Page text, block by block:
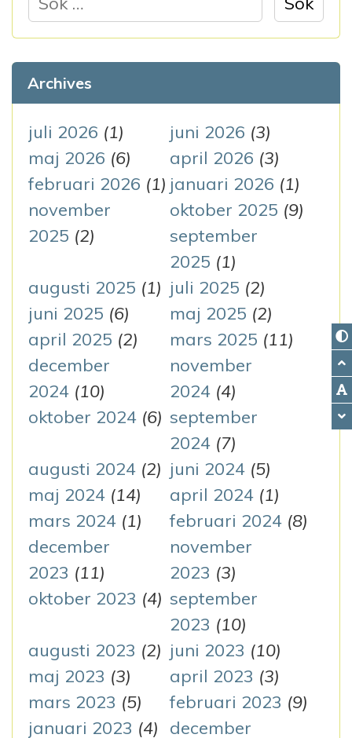
ö
e
f
t
e
r
:
Archives
juli 2026 (1) juni 2026 (3)
maj 2026 (6) april 2026 (3)
februari 2026 (1) januari 2026 (1)
november
2025 (2)
oktober 2025 (9)
september
2025 (1)
augusti 2025 (1) juli 2025 (2)
juni 2025 (6) maj 2025 (2)
april 2025 (2) mars 2025 (11)
december
2024 (10)
november
2024 (4)
oktober 2024 (6) september
2024 (7)
augusti 2024 (2) juni 2024 (5)
maj 2024 (14) april 2024 (1)
mars 2024 (1) februari 2024 (8)
december
2023 (11)
november
2023 (3)
oktober 2023 (4) september
2023 (10)
augusti 2023 (2) juni 2023 (10)
maj 2023 (3) april 2023 (3)
mars 2023 (5) februari 2023 (9)
januari 2023 (4) december